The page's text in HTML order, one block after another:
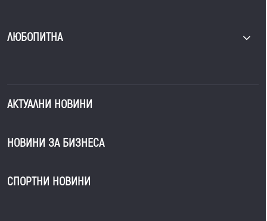
ЛЮБОПИТНА
АКТУАЛНИ НОВИНИ
НОВИНИ ЗА БИЗНЕСА
СПОРТНИ НОВИНИ